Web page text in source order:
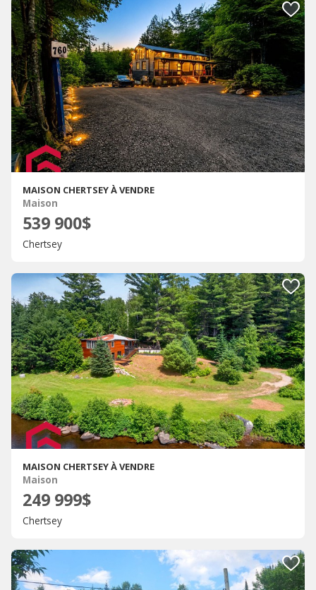
MAISON CHERTSEY À VENDRE
Maison
539 900$
Chertsey
MAISON CHERTSEY À VENDRE
Maison
249 999$
Chertsey